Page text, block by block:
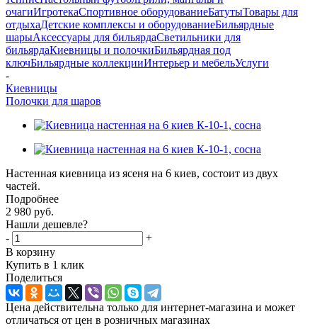
очагиИгротекаСпортивное оборудованиеБатутыТовары для
отдыхаДетские комплексы и оборудованиеБильярдные
шарыАксессуары для бильярдаСветильники для
бильярдаКиевницы и полочкиБильярдная под
ключБильярдные коллекцииИнтерьер и мебельУслуги
-
Киевницы
Полочки для шаров
Настенная киевница из ясеня на 6 киев, состоит из двух
частей.
Подробнее
2 980 руб.
Нашли дешевле?
-
+
В корзину
Купить в 1 клик
Поделиться
Цена действительна только для интернет-магазина и может
отличаться от цен в розничных магазинах